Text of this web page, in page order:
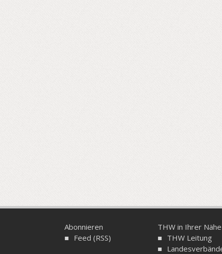
Abonnieren
Feed (RSS)
THW in Ihrer Nähe
THW Leitung